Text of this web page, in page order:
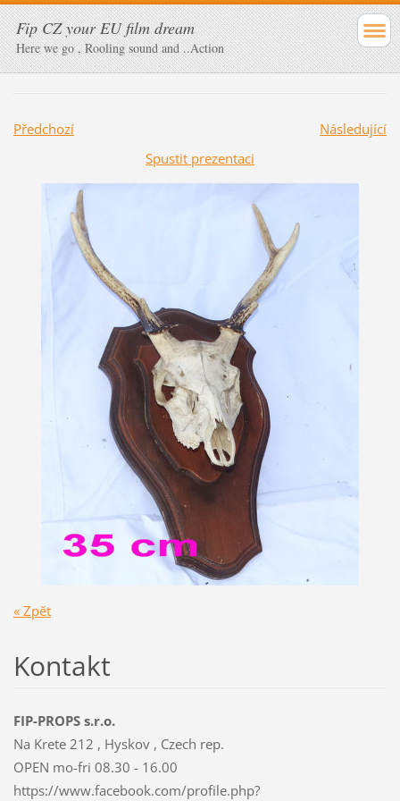
Fip CZ your EU film dream
Here we go , Rooling sound and ..Action
Předchozí
Následující
Spustit prezentaci
« Zpět
Kontakt
FIP-PROPS s.r.o.
Na Krete 212 , Hyskov , Czech rep.
OPEN mo-fri 08.30 - 16.00
https://www.facebook.com/profile.php?